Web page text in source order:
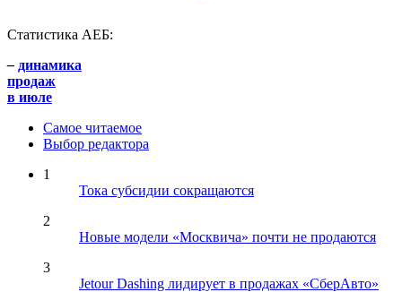
Статистика АЕБ:
– динамика
продаж
в июле
Самое читаемое
Выбор редактора
1
Тока субсидии сокращаются
2
Новые модели «Москвича» почти не продаются
3
Jetour Dashing лидирует в продажах «СберАвто»